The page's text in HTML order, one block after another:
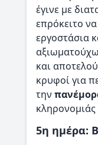
έγινε με
επρόκειτο
εργοστάσια
και
κρυφοί για
την
κληρονομιάς
5η ημέρα: